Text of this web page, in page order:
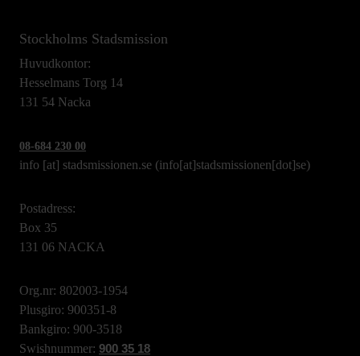
Stockholms Stadsmission
Huvudkontor:
Hesselmans Torg 14
131 54 Nacka
08-684 230 00
info [at] stadsmissionen.se (info[at]stadsmissionen[dot]se)
Postadress:
Box 35
131 06 NACKA
Org.nr: 802003-1954
Plusgiro: 900351-8
Bankgiro: 900-3518
Swishnummer: 900 35 18